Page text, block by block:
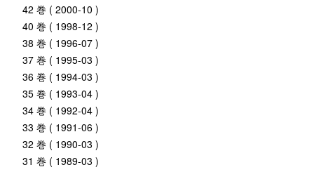
42 巻 ( 2000-10 )
40 巻 ( 1998-12 )
38 巻 ( 1996-07 )
37 巻 ( 1995-03 )
36 巻 ( 1994-03 )
35 巻 ( 1993-04 )
34 巻 ( 1992-04 )
33 巻 ( 1991-06 )
32 巻 ( 1990-03 )
31 巻 ( 1989-03 )